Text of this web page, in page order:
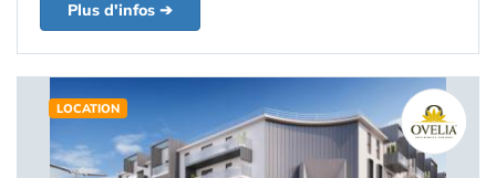
Plus d'infos ➔
LOCATION